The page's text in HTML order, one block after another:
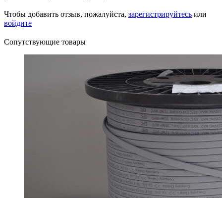
Чтобы добавить отзыв, пожалуйста, зарегистрируйтесь или
войдите
Сопутствующие товары